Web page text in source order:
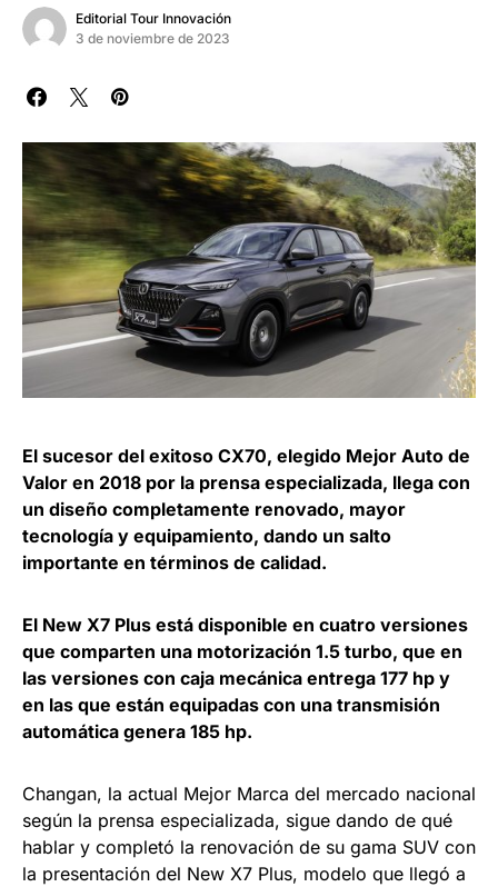
Editorial Tour Innovación
3 de noviembre de 2023
El sucesor del exitoso CX70, elegido Mejor Auto de
Valor en 2018 por la prensa especializada, llega con
un diseño completamente renovado, mayor
tecnología y equipamiento, dando un salto
importante en términos de calidad.
El New X7 Plus está disponible en cuatro versiones
que comparten una motorización 1.5 turbo, que en
las versiones con caja mecánica entrega 177 hp y
en las que están equipadas con una transmisión
automática genera 185 hp.
Changan, la actual Mejor Marca del mercado nacional
según la prensa especializada, sigue dando de qué
hablar y completó la renovación de su gama SUV con
la presentación del New X7 Plus, modelo que llegó a